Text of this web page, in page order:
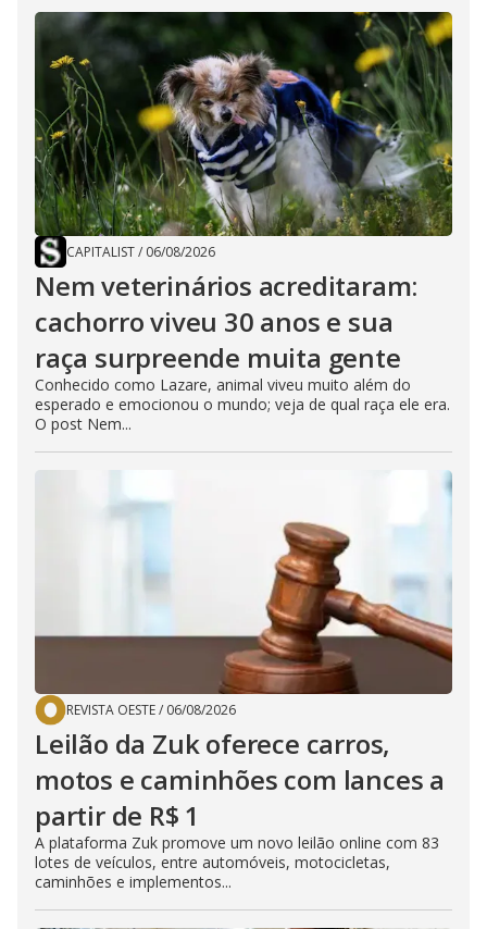
CAPITALIST/ 06/08/2026
Nem veterinários acreditaram:
cachorro viveu 30 anos e sua
raça surpreende muita gente
Conhecido como Lazare, animal viveu muito além do
esperado e emocionou o mundo; veja de qual raça ele era.
O post Nem...
REVISTA OESTE/ 06/08/2026
Leilão da Zuk oferece carros,
motos e caminhões com lances a
partir de R$ 1
A plataforma Zuk promove um novo leilão online com 83
lotes de veículos, entre automóveis, motocicletas,
caminhões e implementos...